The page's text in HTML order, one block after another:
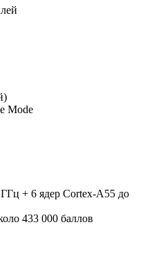
Mode
+ 6 ядер Cortex-A55 до
433 000 баллов